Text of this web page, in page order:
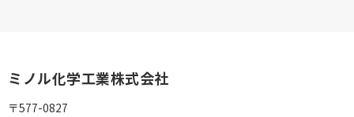
ミノル化学工業株式会社
〒577-0827